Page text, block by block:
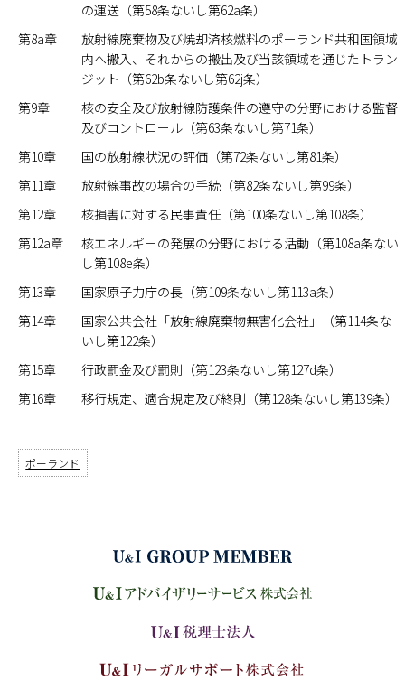
の運送（第58条ないし第62a条）
第8a章
放射線廃棄物及び焼却済核燃料のポーランド共和国領域
内へ搬入、それからの搬出及び当該領域を通じたトラン
ジット（第62b条ないし第62j条）
第9章
核の安全及び放射線防護条件の遵守の分野における監督
及びコントロール（第63条ないし第71条）
第10章
国の放射線状況の評価（第72条ないし第81条）
第11章
放射線事故の場合の手続（第82条ないし第99条）
第12章
核損害に対する民事責任（第100条ないし第108条）
第12a章
核エネルギーの発展の分野における活動（第108a条ない
し第108e条）
第13章
国家原子力庁の長（第109条ないし第113a条）
第14章
国家公共会社「放射線廃棄物無害化会社」（第114条な
いし第122条）
第15章
行政罰金及び罰則（第123条ないし第127d条）
第16章
移行規定、適合規定及び終則（第128条ないし第139条）
ポーランド